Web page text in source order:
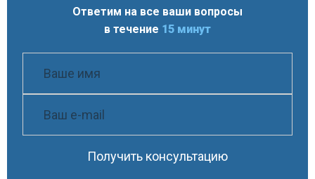
Ответим на все ваши вопросы
в течение 15 минут
Получить консультацию